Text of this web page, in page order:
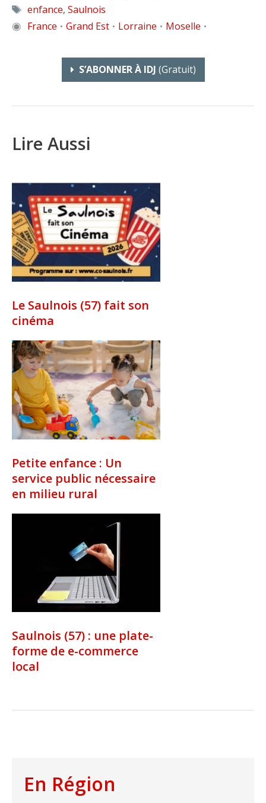
Étiquettes
enfance, Saulnois
◉ France • Grand Est • Lorraine • Moselle •
S’ABONNER À IDJ (gratuit)
Lire Aussi
Le Saulnois (57) fait son
cinéma
Petite enfance : Un
service public nécessaire
en milieu rural
Saulnois (57) : une plate-
forme de e-commerce
local
En Région